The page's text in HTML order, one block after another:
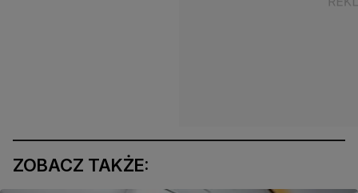
ZOBACZ TAKŻE: